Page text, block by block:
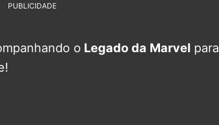
PUBLICIDADE
o Legado da Marvel para